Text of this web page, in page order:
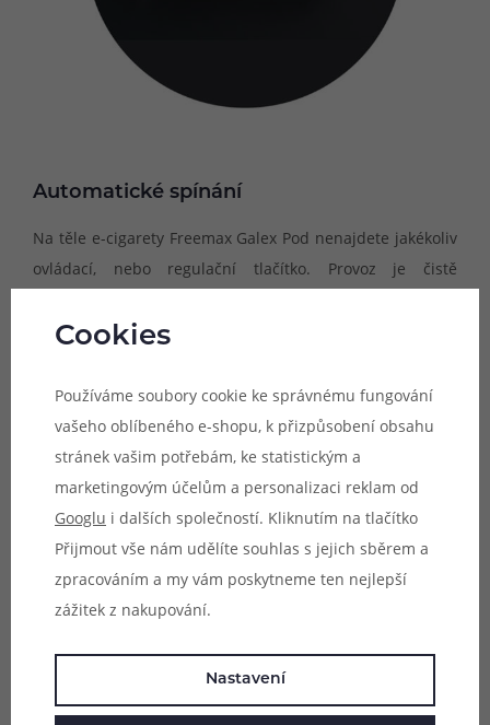
Automatické spínání
Na těle e-cigarety Freemax Galex Pod nenajdete jakékoliv
ovládací, nebo regulační tlačítko. Provoz je čistě
postačí jen naplnit cartridge e-liquidem, vyčkat pár minut
automaticky a e-cigareta dodá i potřebný výkon zcela
sama od sebe dle zvoleného odporu tělíska.
Cookies
Používáme soubory cookie ke správnému fungování
vašeho oblíbeného e-shopu, k přizpůsobení obsahu
stránek vašim potřebám, ke statistickým a
marketingovým účelům a personalizaci reklam od
Googlu i dalších společností. Kliknutím na tlačítko
Přijmout vše nám udělíte souhlas s jejich sběrem a
zpracováním a my vám poskytneme ten nejlepší
zážitek z nakupování.
Nastavení